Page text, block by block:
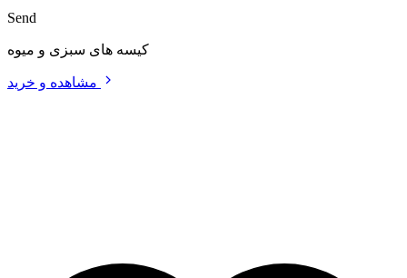
Send
کیسه های سبزی و میوه
مشاهده و خرید